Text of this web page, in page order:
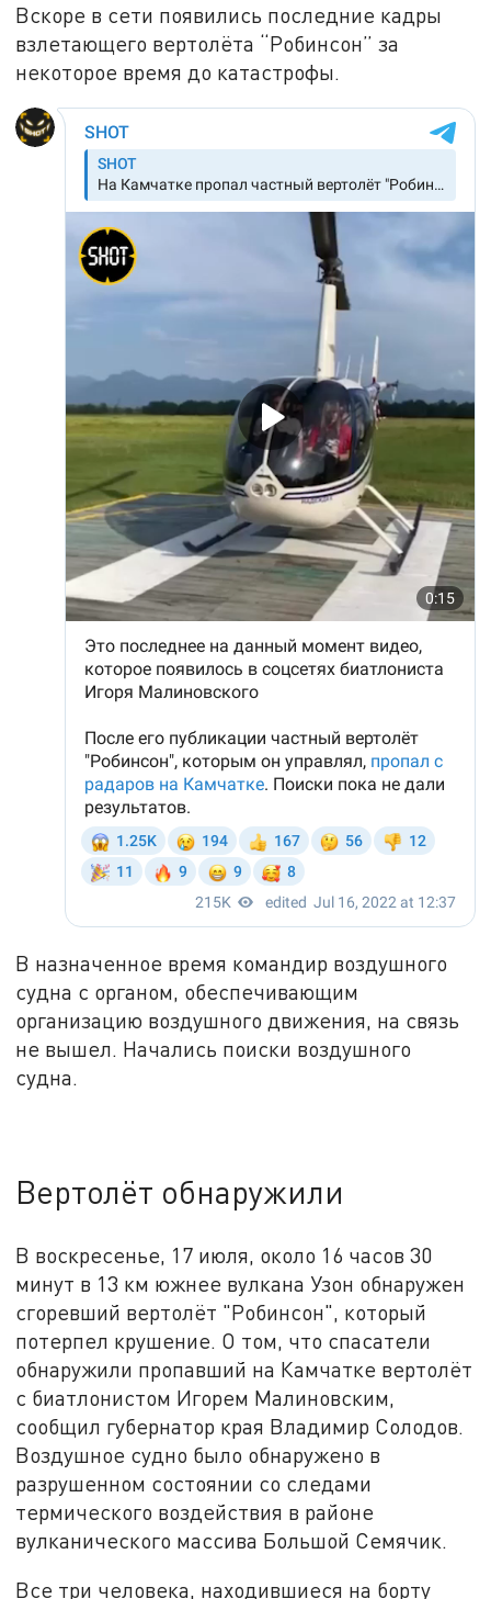
Вскоре в сети появились последние кадры
взлетающего вертолёта “Робинсон” за
некоторое время до катастрофы.
В назначенное время командир воздушного
судна с органом, обеспечивающим
организацию воздушного движения, на связь
не вышел. Начались поиски воздушного
судна.
Вертолёт обнаружили
В воскресенье, 17 июля, около 16 часов 30
минут в 13 км южнее вулкана Узон обнаружен
сгоревший вертолёт "Робинсон", который
потерпел крушение. О том, что спасатели
обнаружили пропавший на Камчатке вертолёт
с биатлонистом Игорем Малиновским,
сообщил губернатор края Владимир Солодов.
Воздушное судно было обнаружено в
разрушенном состоянии со следами
термического воздействия в районе
вулканического массива Большой Семячик.
Все три человека, находившиеся на борту